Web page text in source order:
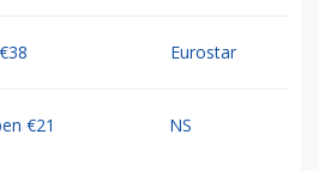
Eurostar
€21 NS